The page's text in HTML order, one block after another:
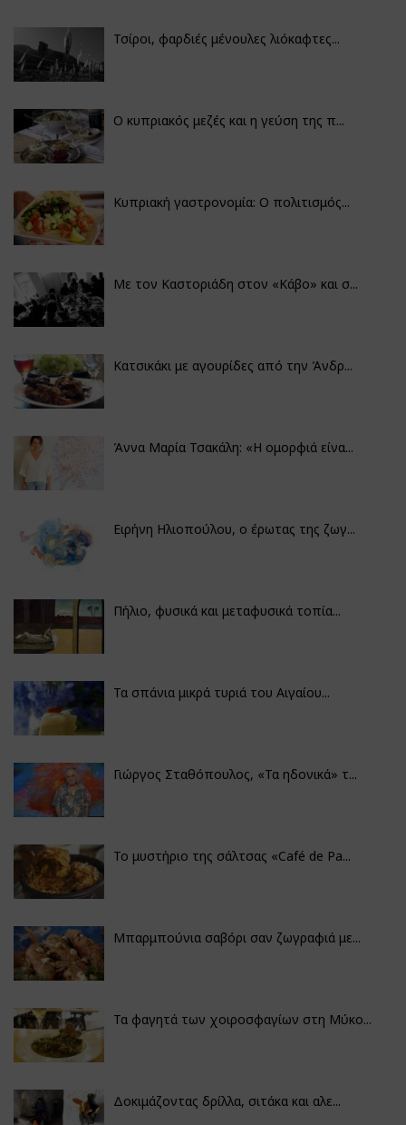
Τσίροι, φαρδιές μένουλες λιόκαφτες...
Ο κυπριακός μεζές και η γεύση της π...
Κυπριακή γαστρονομία: Ο πολιτισμός...
Με τον Καστοριάδη στον «Κάβο» και σ...
Κατσικάκι με αγουρίδες από την Άνδρ...
Άννα Μαρία Τσακάλη: «Η ομορφιά είνα...
Ειρήνη Ηλιοπούλου, ο έρωτας της ζωγ...
Πήλιο, φυσικά και μεταφυσικά τοπία...
Τα σπάνια μικρά τυριά του Αιγαίου...
Γιώργος Σταθόπουλος, «Τα ηδονικά» τ...
Το μυστήριο της σάλτσας «Café de Pa...
Μπαρμπούνια σαβόρι σαν ζωγραφιά με...
Τα φαγητά των χοιροσφαγίων στη Μύκο...
Δοκιμάζοντας δρίλλα, σιτάκα και αλε...